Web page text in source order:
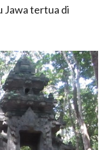
Jawa tertua di